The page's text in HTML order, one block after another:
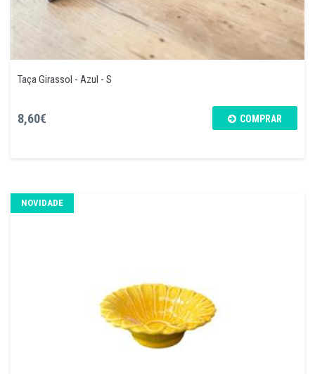
Taça Girassol - Azul - S
8,60€ COMPRAR
NOVIDADE